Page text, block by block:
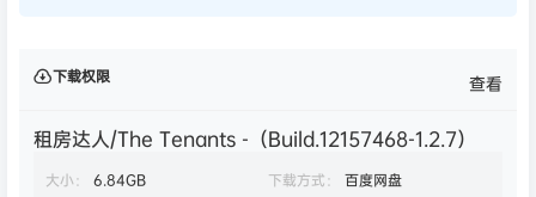
下载权限 查看
租房达人/The Tenants -（Build.12157468-1.2.7）
大小： 6.84GB 下载方式：
百度网盘